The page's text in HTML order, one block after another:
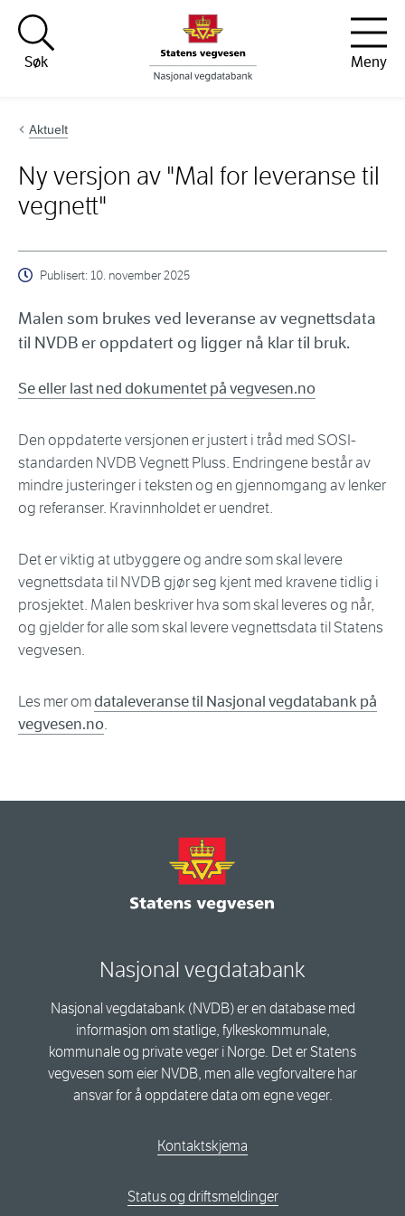
Hopp til innhold
Søk
Meny
Aktuelt
Ny versjon av "Mal for leveranse til
vegnett"
Publisert:10. november 2025
Malen som brukes ved leveranse av vegnettsdata
til NVDB er oppdatert og ligger nå klar til bruk.
Se eller last ned dokumentet på vegvesen.no
Den oppdaterte versjonen er justert i tråd med SOSI-
standarden NVDB Vegnett Pluss. Endringene består av
mindre justeringer i teksten og en gjennomgang av lenker
og referanser. Kravinnholdet er uendret.
Det er viktig at utbyggere og andre som skal levere
vegnettsdata til NVDB gjør seg kjent med kravene tidlig i
prosjektet. Malen beskriver hva som skal leveres og når,
og gjelder for alle som skal levere vegnettsdata til Statens
vegvesen.
Les mer omdataleveranse til Nasjonal vegdatabank på
vegvesen.no.
Nasjonal vegdatabank
Nasjonal vegdatabank (NVDB) er en database med
informasjon om statlige, fylkeskommunale,
kommunale og private veger i Norge. Det er Statens
vegvesen som eier NVDB, men alle vegforvaltere har
ansvar for å oppdatere data om egne veger.
Kontaktskjema
Status og driftsmeldinger